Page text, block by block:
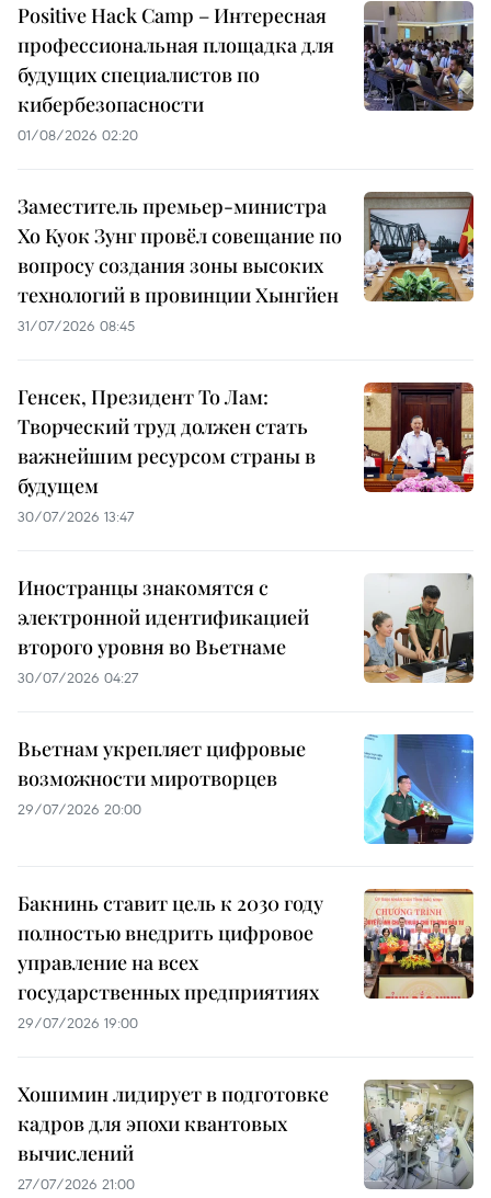
Positive Hack Camp – Интересная
профессиональная площадка для
будущих специалистов по
кибербезопасности
01/08/2026 02:20
Заместитель премьер-министра
Хо Куок Зунг провёл совещание по
вопросу создания зоны высоких
технологий в провинции Хынгйен
31/07/2026 08:45
Генсек, Президент То Лам:
Творческий труд должен стать
важнейшим ресурсом страны в
будущем
30/07/2026 13:47
Иностранцы знакомятся с
электронной идентификацией
второго уровня во Вьетнаме
30/07/2026 04:27
Вьетнам укрепляет цифровые
возможности миротворцев
29/07/2026 20:00
Бакнинь ставит цель к 2030 году
полностью внедрить цифровое
управление на всех
государственных предприятиях
29/07/2026 19:00
Хошимин лидирует в подготовке
кадров для эпохи квантовых
вычислений
27/07/2026 21:00